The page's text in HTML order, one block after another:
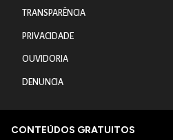
TRANSPARÊNCIA
PRIVACIDADE
OUVIDORIA
DENUNCIA
CONTEÚDOS GRATUITOS